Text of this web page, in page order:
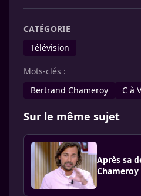
CATÉGORIE
Télévision
Mots-clés :
Bertrand Chameroy
C à
Sur le même sujet
Après sa
Chameroy